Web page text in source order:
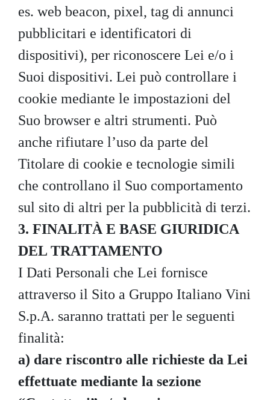
es. web beacon, pixel, tag di annunci
pubblicitari e identificatori di
dispositivi), per riconoscere Lei e/o i
Suoi dispositivi. Lei può controllare i
cookie mediante le impostazioni del
Suo browser e altri strumenti. Può
anche rifiutare l’uso da parte del
Titolare di cookie e tecnologie simili
che controllano il Suo comportamento
sul sito di altri per la pubblicità di terzi.
3. FINALITÀ E BASE GIURIDICA
DEL TRATTAMENTO
I Dati Personali che Lei fornisce
attraverso il Sito a Gruppo Italiano Vini
S.p.A. saranno trattati per le seguenti
finalità:
a) dare riscontro alle richieste da Lei
effettuate mediante la sezione